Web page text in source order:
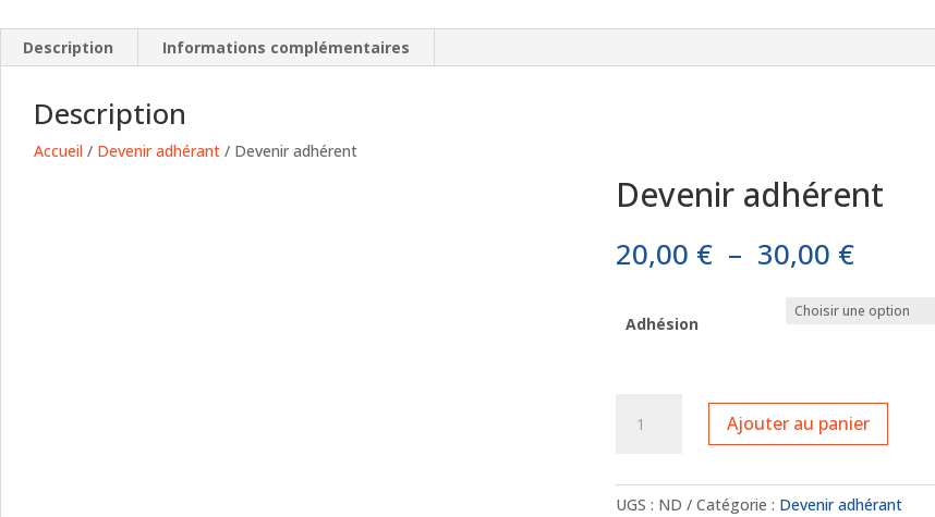
Description Informations complémentaires
Description
Accueil / Devenir adhérant / Devenir adhérent
Devenir adhérent
20,00 € – 30,00 €Plage
prix :
20,00 €
Adhésion
adhérent
Ajouter au panier
UGS : ND Catégorie : Devenir adhérant